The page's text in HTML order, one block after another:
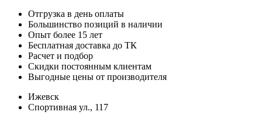
Отгрузка в день оплаты
Большинство позиций в наличии
Опыт более 15 лет
Бесплатная доставка до ТК
Расчет и подбор
Скидки постоянным клиентам
Выгодные цены от производителя
Ижевск
​Спортивная ул., 117